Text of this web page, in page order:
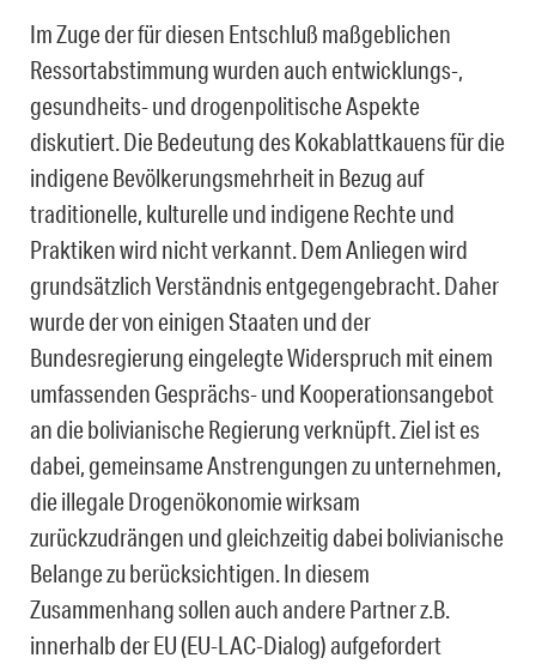
Im Zuge der für diesen Entschluß maßgeblichen
Ressortabstimmung wurden auch entwicklungs-,
gesundheits- und drogenpolitische Aspekte
diskutiert. Die Bedeutung des Kokablattkauens für die
indigene Bevölkerungsmehrheit in Bezug auf
traditionelle, kulturelle und indigene Rechte und
Praktiken wird nicht verkannt. Dem Anliegen wird
grundsätzlich Verständnis entgegengebracht. Daher
wurde der von einigen Staaten und der
Bundesregierung eingelegte Widerspruch mit einem
umfassenden Gesprächs- und Kooperationsangebot
an die bolivianische Regierung verknüpft. Ziel ist es
dabei, gemeinsame Anstrengungen zu unternehmen,
die illegale Drogenökonomie wirksam
zurückzudrängen und gleichzeitig dabei bolivianische
Belange zu berücksichtigen. In diesem
Zusammenhang sollen auch andere Partner z.B.
innerhalb der EU (EU-LAC-Dialog) aufgefordert